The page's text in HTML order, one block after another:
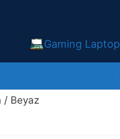
Gaming Laptop
/ Beyaz